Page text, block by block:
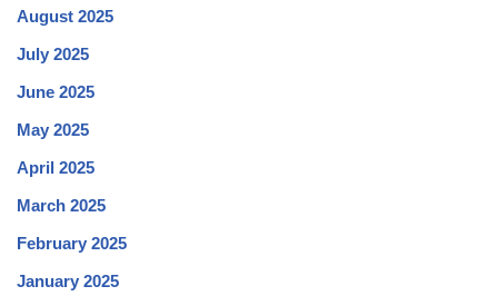
August 2025
July 2025
June 2025
May 2025
April 2025
March 2025
February 2025
January 2025